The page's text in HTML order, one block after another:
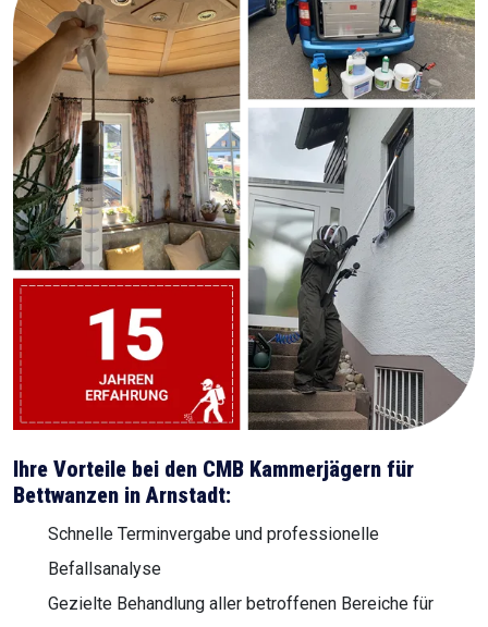
Ihre Vorteile bei den CMB Kammerjägern für
Bettwanzen in Arnstadt:
Schnelle Terminvergabe und professionelle
Befallsanalyse
Gezielte Behandlung aller betroffenen Bereiche für